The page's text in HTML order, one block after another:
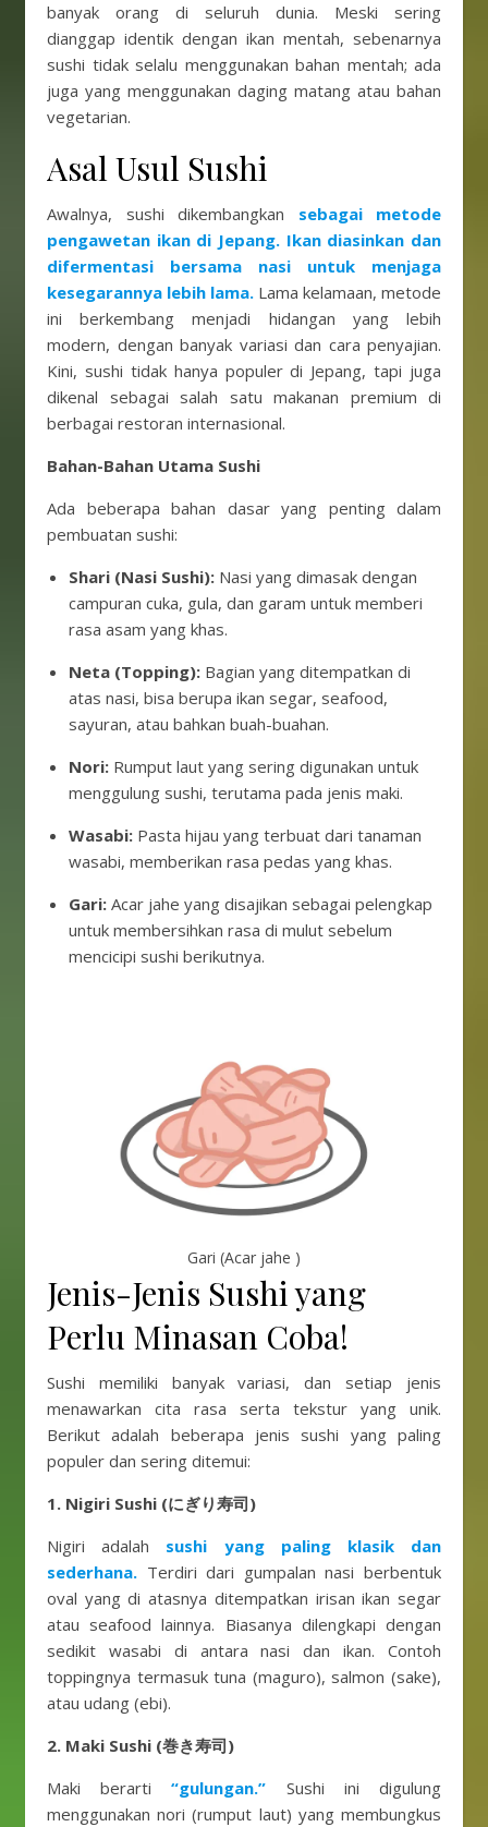
banyak orang di seluruh dunia. Meski sering
dianggap identik dengan ikan mentah, sebenarnya
sushi tidak selalu menggunakan bahan mentah; ada
juga yang menggunakan daging matang atau bahan
vegetarian.
Asal Usul Sushi
Awalnya, sushi dikembangkan sebagai metode
pengawetan ikan di Jepang. Ikan diasinkan dan
difermentasi bersama nasi untuk menjaga
kesegarannya lebih lama. Lama kelamaan, metode
ini berkembang menjadi hidangan yang lebih
modern, dengan banyak variasi dan cara penyajian.
Kini, sushi tidak hanya populer di Jepang, tapi juga
dikenal sebagai salah satu makanan premium di
berbagai restoran internasional.
Bahan-Bahan Utama Sushi
Ada beberapa bahan dasar yang penting dalam
pembuatan sushi:
Shari (Nasi Sushi): Nasi yang dimasak dengan
campuran cuka, gula, dan garam untuk memberi
rasa asam yang khas.
Neta (Topping): Bagian yang ditempatkan di
atas nasi, bisa berupa ikan segar, seafood,
sayuran, atau bahkan buah-buahan.
Nori: Rumput laut yang sering digunakan untuk
menggulung sushi, terutama pada jenis maki.
Wasabi: Pasta hijau yang terbuat dari tanaman
wasabi, memberikan rasa pedas yang khas.
Gari: Acar jahe yang disajikan sebagai pelengkap
untuk membersihkan rasa di mulut sebelum
mencicipi sushi berikutnya.
Gari (Acar jahe )
Jenis-Jenis Sushi yang
Perlu Minasan Coba!
Sushi memiliki banyak variasi, dan setiap jenis
menawarkan cita rasa serta tekstur yang unik.
Berikut adalah beberapa jenis sushi yang paling
populer dan sering ditemui:
1. Nigiri Sushi (にぎり寿司)
Nigiri adalah sushi yang paling klasik dan
sederhana. Terdiri dari gumpalan nasi berbentuk
oval yang di atasnya ditempatkan irisan ikan segar
atau seafood lainnya. Biasanya dilengkapi dengan
sedikit wasabi di antara nasi dan ikan. Contoh
toppingnya termasuk tuna (maguro), salmon (sake),
atau udang (ebi).
2. Maki Sushi (巻き寿司)
Maki berarti
“gulungan.”
Sushi ini digulung
menggunakan nori (rumput laut) yang membungkus